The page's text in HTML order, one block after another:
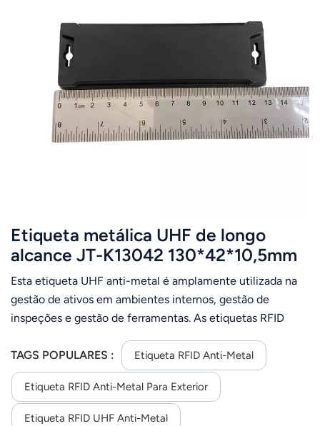
Etiqueta metálica UHF de longo
alcance JT-K13042 130*42*10,5mm
30M / Etiqueta RFID anti-metal em
ABS
Esta etiqueta UHF anti-metal é amplamente utilizada na
gestão de ativos em ambientes internos, gestão de
inspeções e gestão de ferramentas. As etiquetas RFID
processos especiais para uso interno e externo em
ambientes industriais severos.
TAGS POPULARES : Etiqueta RFID Anti-Metal
Etiqueta RFID Anti-Metal Para Exterior
Etiqueta RFID UHF Anti-Metal